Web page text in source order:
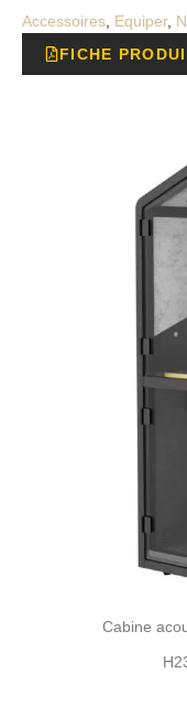
Accessoires Equiper,
FICHE
Cabine